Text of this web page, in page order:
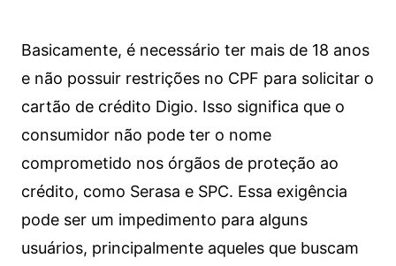
Basicamente, é necessário ter mais de 18 anos
e não possuir restrições no CPF para solicitar o
cartão de crédito Digio. Isso significa que o
consumidor não pode ter o nome
comprometido nos órgãos de proteção ao
crédito, como Serasa e SPC. Essa exigência
pode ser um impedimento para alguns
usuários, principalmente aqueles que buscam